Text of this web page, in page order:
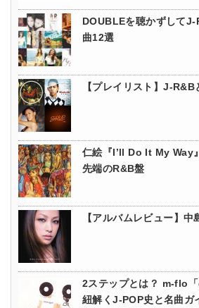
DOUBLEを聴かずしてJ-
曲12選
【プレイリスト】J-R&B
仁絵『I’ll Do It My Way
先端のR&B盤
【アルバムレビュー】中
2ステップとは？ m-flo
紐解くJ-POP史と名曲ガ